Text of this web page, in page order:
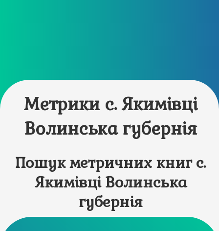
Метрики с. Якимівці
Волинська губернія
Пошук метричних книг с.
Якимівці Волинська
губернія